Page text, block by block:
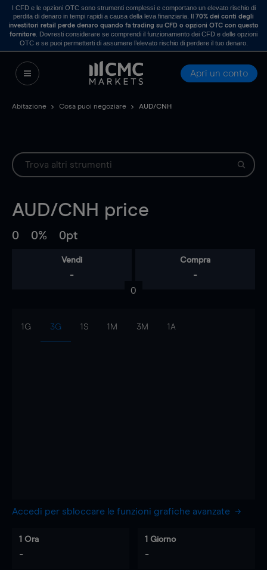
I CFD e le opzioni OTC sono strumenti complessi e comportano un elevato rischio di
perdita di denaro in tempi rapidi a causa della leva finanziaria. Il70% dei conti degli
investitori retail perde denaro quando fa trading su CFD o opzioni OTC con questo
fornitore . Dovresti considerare se comprendi il funzionamento dei CFD e delle opzioni
OTC e se puoi permetterti di assumere l’elevato rischio di perdere il tuo denaro.
Apri un conto
Abitazione Cosa puoi negoziare AUD/CNH
AUD/CNH price
0 0% 0pt
Vendi
-
Compra
-
0
1G 3G 1S 1M 3M 1A
Accedi per sbloccare le funzioni grafiche avanzate
1 Ora
-
1 Giorno
-